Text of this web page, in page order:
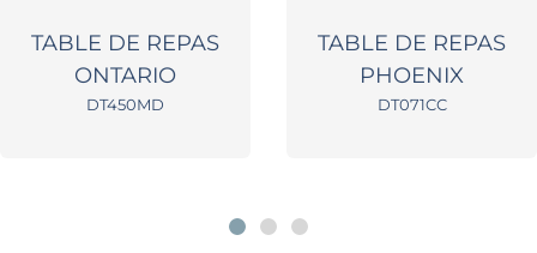
TABLE DE REPAS
ONTARIO
DT450MD
TABLE DE REPAS
PHOENIX
DT071CC